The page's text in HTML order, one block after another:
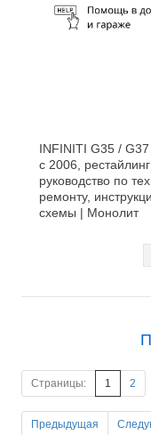
INFINITI G35 /
с 2006,
руководство по
ремонту,
схемы | Монолит
Страницы: 1 2
Предыдущая